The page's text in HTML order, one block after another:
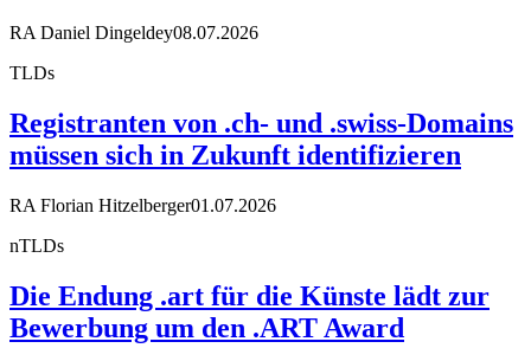
RA Daniel Dingeldey08.07.2026
TLDs
Registranten von .ch- und .swiss-Domains
müssen sich in Zukunft identifizieren
RA Florian Hitzelberger01.07.2026
nTLDs
Die Endung .art für die Künste lädt zur
Bewerbung um den .ART Award